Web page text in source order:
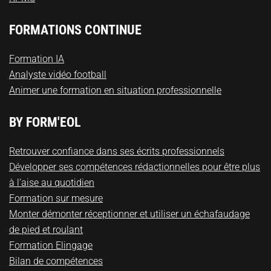
FORMATIONS CONTINUE
Formation IA
Analyste vidéo football
Animer une formation en situation professionnelle
BY FORM'EOL
Retrouver confiance dans ses écrits professionnels
Développer ses compétences rédactionnelles pour être plus
à l’aise au quotidien
Formation sur mesure
Monter démonter réceptionner et utiliser un échafaudage
de pied et roulant
Formation Elingage
Bilan de compétences